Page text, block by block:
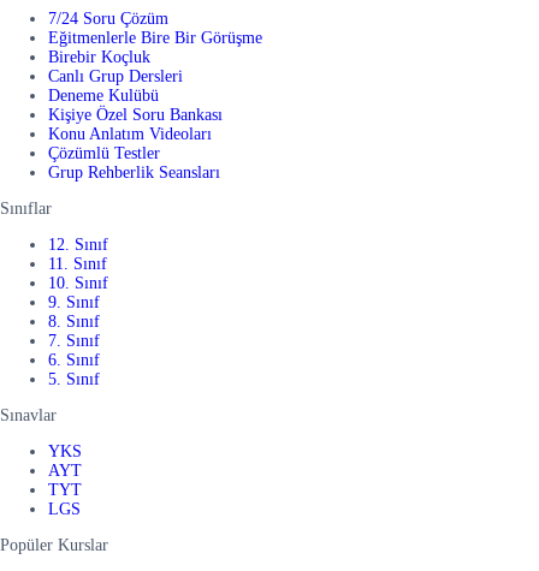
7/24 Soru Çözüm
Eğitmenlerle Bire Bir Görüşme
Birebir Koçluk
Canlı Grup Dersleri
Deneme Kulübü
Kişiye Özel Soru Bankası
Konu Anlatım Videoları
Çözümlü Testler
Grup Rehberlik Seansları
Sınıflar
12. Sınıf
11. Sınıf
10. Sınıf
9. Sınıf
8. Sınıf
7. Sınıf
6. Sınıf
5. Sınıf
Sınavlar
YKS
AYT
TYT
LGS
Popüler Kurslar